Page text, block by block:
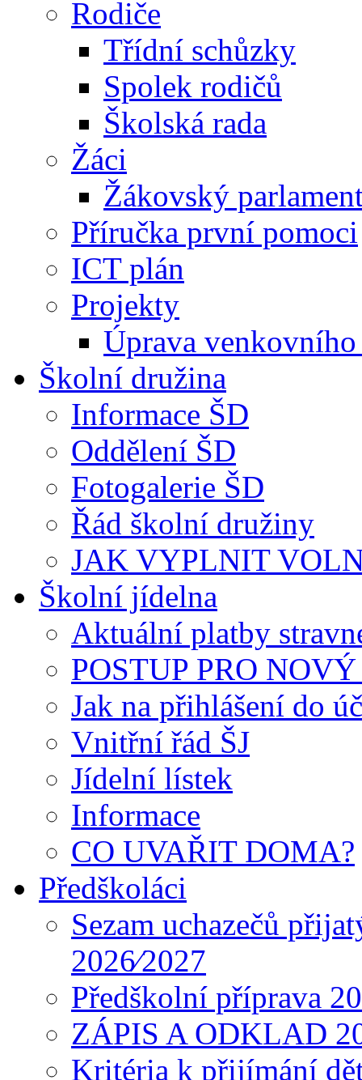
Rodiče
Třídní schůzky
Spolek rodičů
Školská rada
Žáci
Žákovský
Příručka první pomoci
ICT plán
Projekty
Úprava
Školní družina
Informace ŠD
Oddělení ŠD
Fotogalerie ŠD
Řád školní družiny
JAK VYPLNIT
Školní jídelna
Aktuální platby
POSTUP PRO
Jak na přihlášení do
Vnitřní řád ŠJ
Jídelní lístek
Informace
CO UVAŘIT DOMA?
Předškoláci
Sezam uchazečů
2026⁄2027
Předškolní příprava
ZÁPIS A ODKLAD
Kritéria k přijímání